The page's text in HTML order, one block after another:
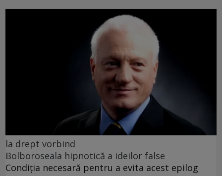
la drept vorbind
Bolboroseala hipnotică a ideilor false
Condiția necesară pentru a evita acest epilog